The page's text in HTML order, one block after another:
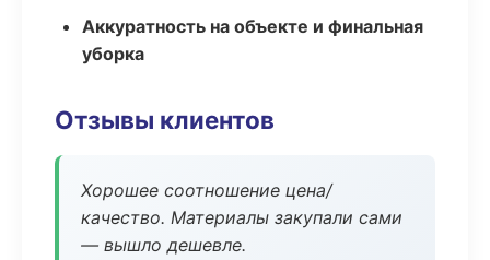
Аккуратность на объекте и финальная
уборка
Отзывы клиентов
Хорошее соотношение цена/
качество. Материалы закупали сами
— вышло дешевле.